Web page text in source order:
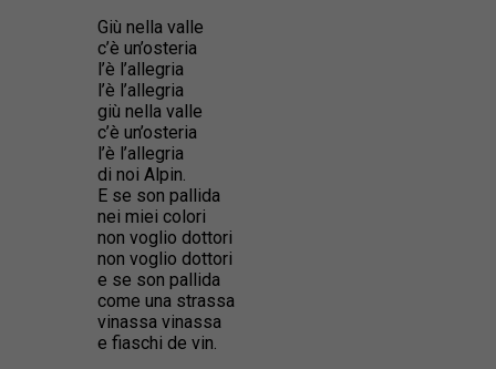
Giù nella valle
c’è un’osteria
l’è l’allegria
l’è l’allegria
giù nella valle
c’è un’osteria
l’è l’allegria
di noi Alpin.
E se son pallida
nei miei colori
non voglio dottori
non voglio dottori
e se son pallida
come una strassa
vinassa vinassa
e fiaschi de vin.